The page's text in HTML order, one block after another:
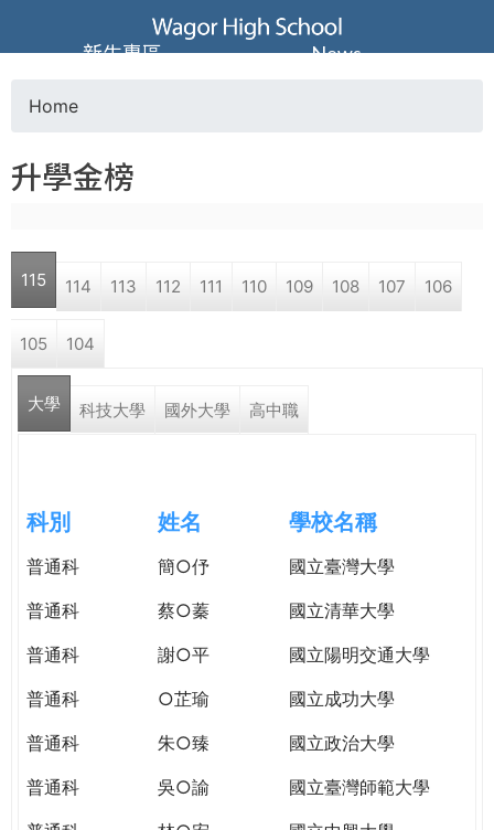
Jump to navigation
葳
格
高
中
學
格。
o
u
a
r
e
e
r
e
Home
升學金榜
115 114 113 112 111 110 109 108 107 106
105 104
大學 科技大學 國外大學 高中職
科別 姓名 學校名稱
普通科 簡○伃
國立臺灣大學
普通科
蔡○蓁
國立清華大學
普通科
謝○平
國立陽明交通大學
普通科
○芷瑜
國立成功大學
普通科
朱○臻
國立政治大學
普通科
吳○諭
國立臺灣師範大學
新生專區 News